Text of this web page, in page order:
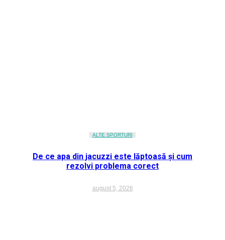
ALTE SPORTURI
De ce apa din jacuzzi este lăptoasă și cum
rezolvi problema corect
august 5, 2026